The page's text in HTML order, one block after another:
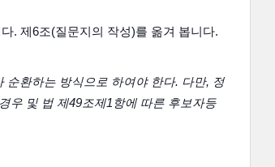
. 제6조(질문지의 작성)를 옮겨 봅니다.
환하는 방식으로 하여야 한다. 다만, 정
우 및 법 제49조제1항에 따른 후보자등